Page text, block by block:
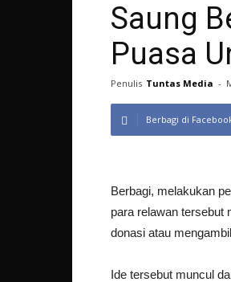
Saung
Puasa
Penulis Tuntas Media -
Berbagi di
Berbagi, melakukan
para relawan tersebut
donasi atau
Ide tersebut muncul